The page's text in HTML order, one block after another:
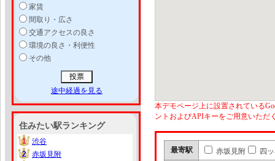
家賃
間取り・広さ
交通アクセスの良さ
環境の良さ・利便性
その他
途中経過を見る
住みたい駅ランキング
1
1
渋谷
2
2
赤坂見附
本デモページ上に設置されている
ントおよびAPIキーをご用意いただ
最寄駅 赤坂見附 四